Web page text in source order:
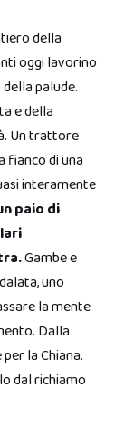
della
oggi lavorino
palude.
e della
Un trattore
fianco di una
interamente
paio di
Gambe e
uno
la mente
Dalla
la Chiana.
dal richiamo